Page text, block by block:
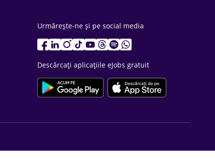
Urmărește-ne și pe social media
Descărcați aplicațiile eJobs gratuit